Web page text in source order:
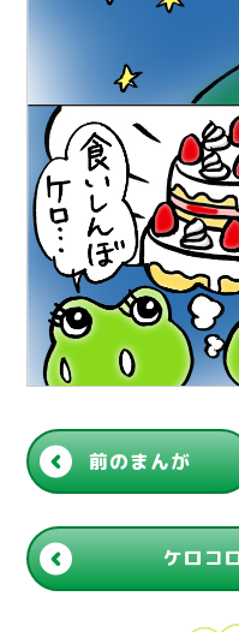
前のまんが
ケロコ